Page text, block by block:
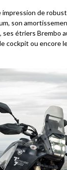
de
son
étriers Brembo
cockpit ou encore